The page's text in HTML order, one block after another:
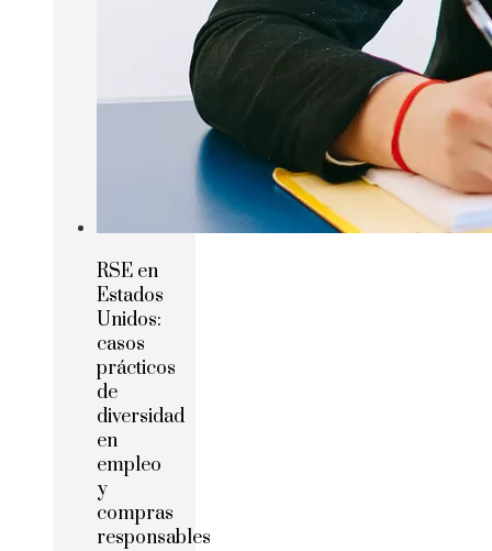
RSE en
Estados
Unidos:
casos
prácticos
de
diversidad
en
empleo
y
compras
responsables